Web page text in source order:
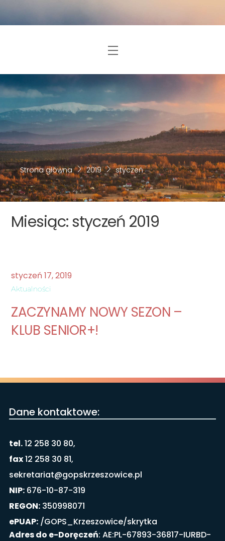
Menu
Strona główna 2019 styczeń
Miesiąc:styczeń 2019
styczeń 17,2019
Aktualności
ZACZYNAMY NOWY SEZON –
KLUB SENIOR+!
Dane kontaktowe:
tel.12 258 30 80,
fax12 258 30 81,
sekretariat@gopskrzeszowice.pl
NIP:676-10-87-319
REGON:350998071
ePUAP:/GOPS_Krzeszowice/skrytka
Adres do e-Doręczeń: AE:PL-67893-36817-IURBD-